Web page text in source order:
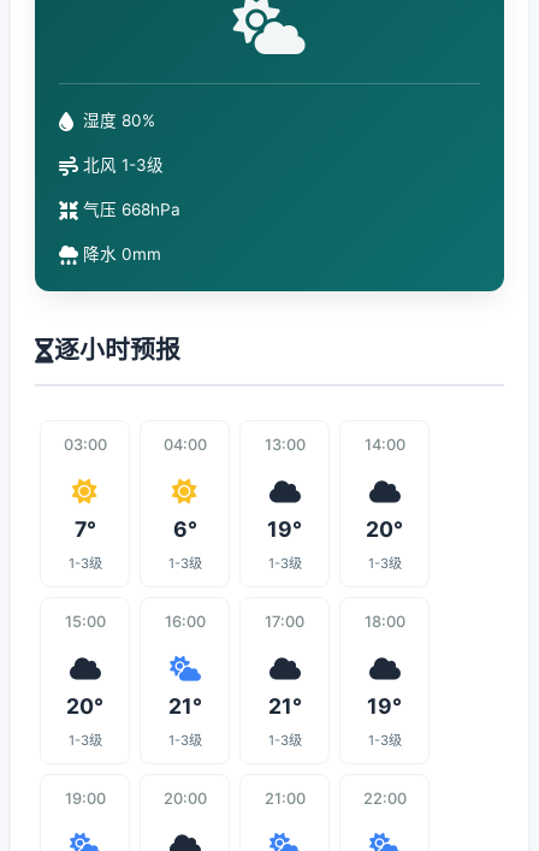
湿度 80%
北风 1-3级
气压 668hPa
降水 0mm
逐小时预报
03:00
7°
1-3级
04:00
6°
1-3级
13:00
19°
1-3级
14:00
20°
1-3级
15:00
20°
1-3级
16:00
21°
1-3级
17:00
21°
1-3级
18:00
19°
1-3级
19:00 20:00 21:00 22:00